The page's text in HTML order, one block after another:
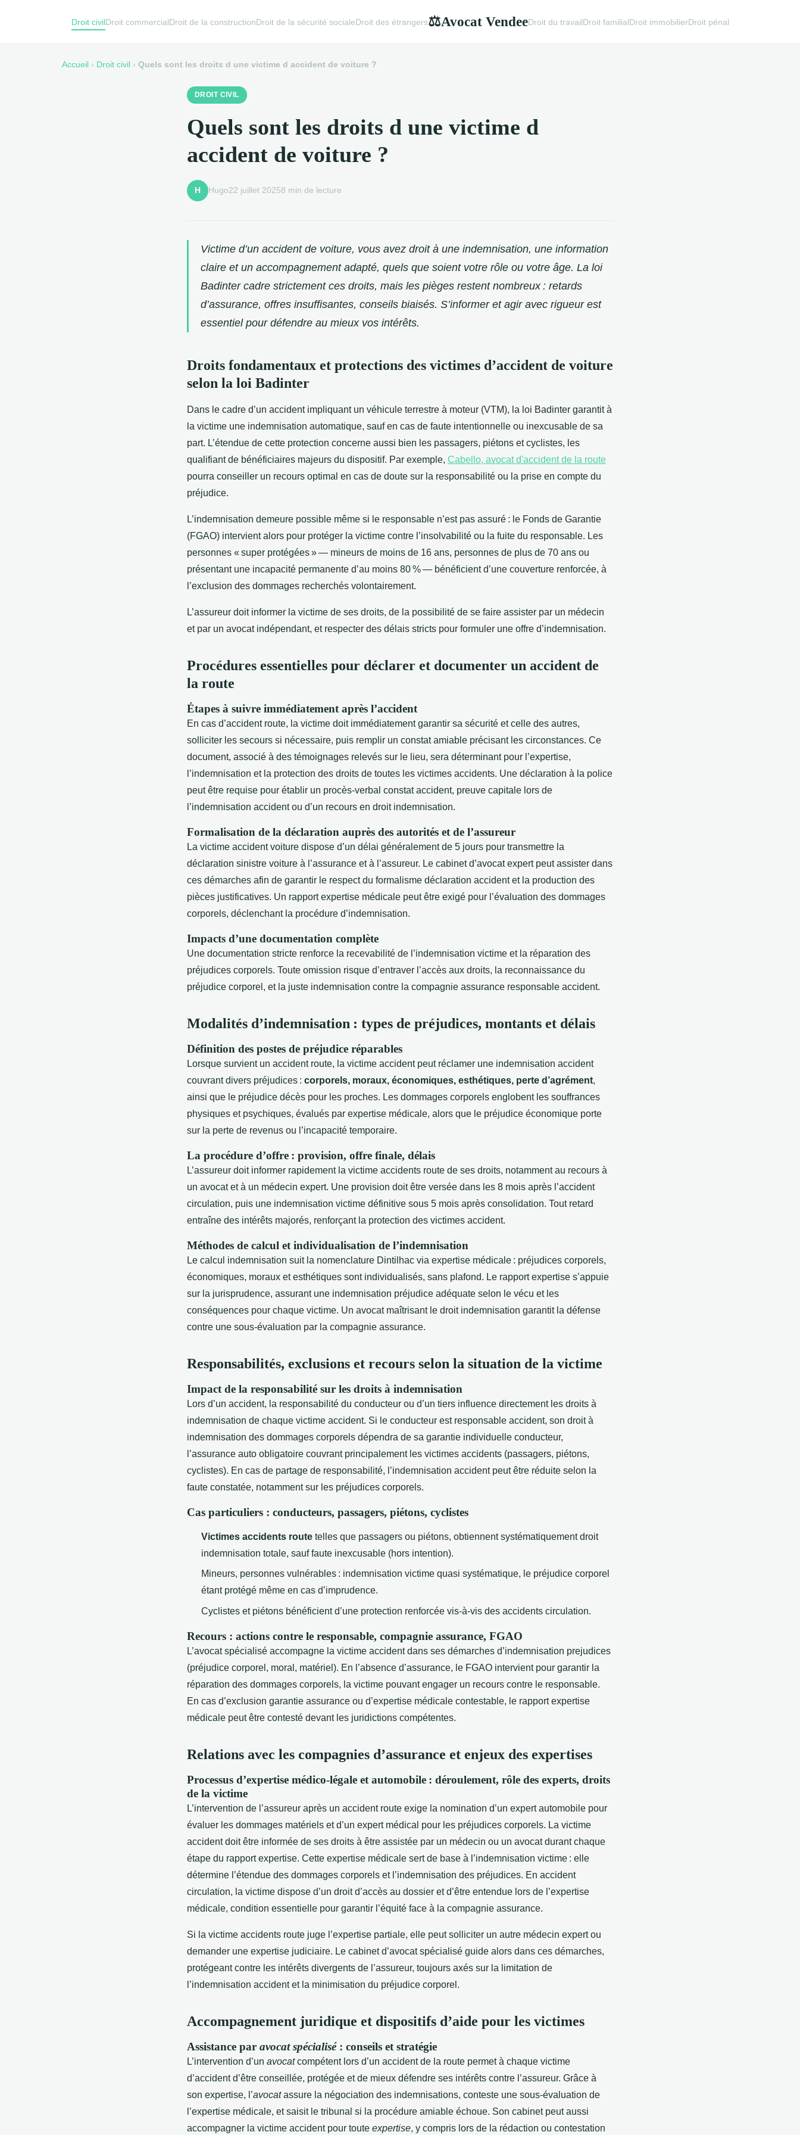
Droit civilDroit commercialDroit de la constructionDroit de la sécurité socialeDroit des étrangers⚖Avocat VendeeDroit du travailDroit familialDroit immobilierDroit pénal
Accueil › Droit civil › Quels sont les droits d une victime d accident de voiture ?
DROIT CIVIL
Quels sont les droits d une victime d
accident de voiture ?
H Hugo22 juillet 20258 min de lecture
Victime d’un accident de voiture, vous avez droit à une indemnisation, une information
claire et un accompagnement adapté, quels que soient votre rôle ou votre âge. La loi
Badinter cadre strictement ces droits, mais les pièges restent nombreux : retards
d’assurance, offres insuffisantes, conseils biaisés. S’informer et agir avec rigueur est
essentiel pour défendre au mieux vos intérêts.
Droits fondamentaux et protections des victimes d’accident de voiture
selon la loi Badinter
Dans le cadre d’un accident impliquant un véhicule terrestre à moteur (VTM), la loi Badinter garantit à
la victime une indemnisation automatique, sauf en cas de faute intentionnelle ou inexcusable de sa
part. L’étendue de cette protection concerne aussi bien les passagers, piétons et cyclistes, les
qualifiant de bénéficiaires majeurs du dispositif. Par exemple, Cabello, avocat d'accident de la route
pourra conseiller un recours optimal en cas de doute sur la responsabilité ou la prise en compte du
préjudice.
L’indemnisation demeure possible même si le responsable n’est pas assuré : le Fonds de Garantie
(FGAO) intervient alors pour protéger la victime contre l’insolvabilité ou la fuite du responsable. Les
personnes « super protégées » — mineurs de moins de 16 ans, personnes de plus de 70 ans ou
présentant une incapacité permanente d’au moins 80 % — bénéficient d’une couverture renforcée, à
l’exclusion des dommages recherchés volontairement.
L’assureur doit informer la victime de ses droits, de la possibilité de se faire assister par un médecin
et par un avocat indépendant, et respecter des délais stricts pour formuler une offre d’indemnisation.
Procédures essentielles pour déclarer et documenter un accident de
la route
Étapes à suivre immédiatement après l’accident
En cas d’accident route, la victime doit immédiatement garantir sa sécurité et celle des autres,
solliciter les secours si nécessaire, puis remplir un constat amiable précisant les circonstances. Ce
document, associé à des témoignages relevés sur le lieu, sera déterminant pour l’expertise,
l’indemnisation et la protection des droits de toutes les victimes accidents. Une déclaration à la police
peut être requise pour établir un procès-verbal constat accident, preuve capitale lors de
l’indemnisation accident ou d’un recours en droit indemnisation.
Formalisation de la déclaration auprès des autorités et de l’assureur
La victime accident voiture dispose d’un délai généralement de 5 jours pour transmettre la
déclaration sinistre voiture à l’assurance et à l’assureur. Le cabinet d’avocat expert peut assister dans
ces démarches afin de garantir le respect du formalisme déclaration accident et la production des
pièces justificatives. Un rapport expertise médicale peut être exigé pour l’évaluation des dommages
corporels, déclenchant la procédure d’indemnisation.
Impacts d’une documentation complète
Une documentation stricte renforce la recevabilité de l’indemnisation victime et la réparation des
préjudices corporels. Toute omission risque d’entraver l’accès aux droits, la reconnaissance du
préjudice corporel, et la juste indemnisation contre la compagnie assurance responsable accident.
Modalités d’indemnisation : types de préjudices, montants et délais
Définition des postes de préjudice réparables
Lorsque survient un accident route, la victime accident peut réclamer une indemnisation accident
couvrant divers préjudices : corporels, moraux, économiques, esthétiques, perte d’agrément,
ainsi que le préjudice décès pour les proches. Les dommages corporels englobent les souffrances
physiques et psychiques, évalués par expertise médicale, alors que le préjudice économique porte
sur la perte de revenus ou l’incapacité temporaire.
La procédure d’offre : provision, offre finale, délais
L’assureur doit informer rapidement la victime accidents route de ses droits, notamment au recours à
un avocat et à un médecin expert. Une provision doit être versée dans les 8 mois après l’accident
circulation, puis une indemnisation victime définitive sous 5 mois après consolidation. Tout retard
entraîne des intérêts majorés, renforçant la protection des victimes accident.
Méthodes de calcul et individualisation de l’indemnisation
Le calcul indemnisation suit la nomenclature Dintilhac via expertise médicale : préjudices corporels,
économiques, moraux et esthétiques sont individualisés, sans plafond. Le rapport expertise s’appuie
sur la jurisprudence, assurant une indemnisation préjudice adéquate selon le vécu et les
conséquences pour chaque victime. Un avocat maîtrisant le droit indemnisation garantit la défense
contre une sous-évaluation par la compagnie assurance.
Responsabilités, exclusions et recours selon la situation de la victime
Impact de la responsabilité sur les droits à indemnisation
Lors d’un accident, la responsabilité du conducteur ou d’un tiers influence directement les droits à
indemnisation de chaque victime accident. Si le conducteur est responsable accident, son droit à
indemnisation des dommages corporels dépendra de sa garantie individuelle conducteur,
l’assurance auto obligatoire couvrant principalement les victimes accidents (passagers, piétons,
cyclistes). En cas de partage de responsabilité, l’indemnisation accident peut être réduite selon la
faute constatée, notamment sur les préjudices corporels.
Cas particuliers : conducteurs, passagers, piétons, cyclistes
Victimes accidents route telles que passagers ou piétons, obtiennent systématiquement droit
indemnisation totale, sauf faute inexcusable (hors intention).
Mineurs, personnes vulnérables : indemnisation victime quasi systématique, le préjudice corporel
étant protégé même en cas d’imprudence.
Cyclistes et piétons bénéficient d’une protection renforcée vis-à-vis des accidents circulation.
Recours : actions contre le responsable, compagnie assurance, FGAO
L’avocat spécialisé accompagne la victime accident dans ses démarches d’indemnisation prejudices
(préjudice corporel, moral, matériel). En l’absence d’assurance, le FGAO intervient pour garantir la
réparation des dommages corporels, la victime pouvant engager un recours contre le responsable.
En cas d’exclusion garantie assurance ou d’expertise médicale contestable, le rapport expertise
médicale peut être contesté devant les juridictions compétentes.
Relations avec les compagnies d’assurance et enjeux des expertises
Processus d’expertise médico-légale et automobile : déroulement, rôle des experts, droits
de la victime
L’intervention de l’assureur après un accident route exige la nomination d’un expert automobile pour
évaluer les dommages matériels et d’un expert médical pour les préjudices corporels. La victime
accident doit être informée de ses droits à être assistée par un médecin ou un avocat durant chaque
étape du rapport expertise. Cette expertise médicale sert de base à l’indemnisation victime : elle
détermine l’étendue des dommages corporels et l’indemnisation des préjudices. En accident
circulation, la victime dispose d’un droit d’accès au dossier et d’être entendue lors de l’expertise
médicale, condition essentielle pour garantir l’équité face à la compagnie assurance.
Si la victime accidents route juge l’expertise partiale, elle peut solliciter un autre médecin expert ou
demander une expertise judiciaire. Le cabinet d’avocat spécialisé guide alors dans ces démarches,
protégeant contre les intérêts divergents de l’assureur, toujours axés sur la limitation de
l’indemnisation accident et la minimisation du préjudice corporel.
Accompagnement juridique et dispositifs d’aide pour les victimes
Assistance par avocat spécialisé: conseils et stratégie
L’intervention d’un avocatcompétent lors d’un accident de la route permet à chaque victime
d’accident d’être conseillée, protégée et de mieux défendre ses intérêts contre l’assureur. Grâce à
son expertise, l’avocatassure la négociation des indemnisations, conteste une sous-évaluation de
l’expertise médicale, et saisit le tribunal si la procédure amiable échoue. Son cabinet peut aussi
accompagner la victime accident pour toute expertise, y compris lors de la rédaction ou contestation